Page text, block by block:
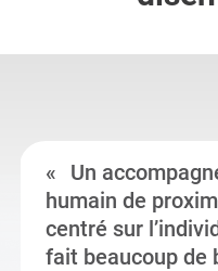
Un
humain de
centré sur
fait beaucoup de